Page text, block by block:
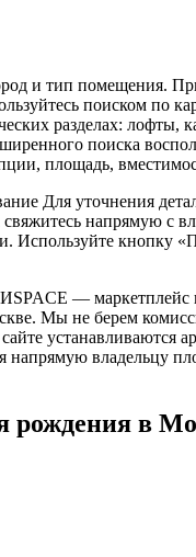
и тип помещения.
поиском по
разделах: лофты,
поиска
площадь,
Для уточнения
напрямую с
Используйте кнопку
— маркетплейс
Мы не берем
устанавливаются
напрямую владельцу
рождения в